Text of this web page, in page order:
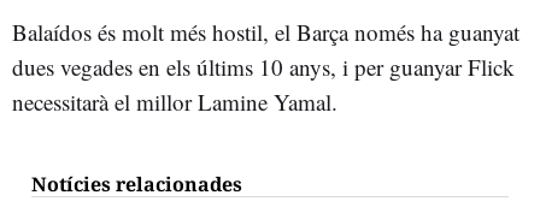
Balaídos és molt més hostil, el Barça només ha guanyat
dues vegades en els últims 10 anys, i per guanyar Flick
necessitarà el millor Lamine Yamal.
Notícies relacionades